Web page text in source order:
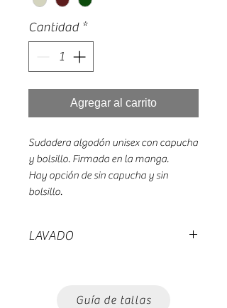
Cantidad *
Agregar al carrito
Sudadera algodón unisex con capucha
y bolsillo. Firmada en la manga.
Hay opción de sin capucha y sin
bolsillo.
LAVADO
Guía de tallas